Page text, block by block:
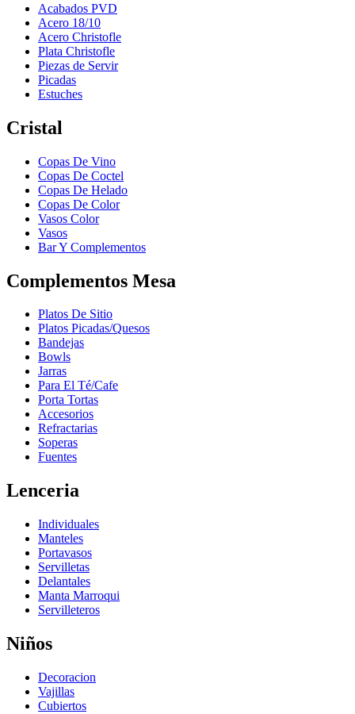
Acabados PVD
Acero 18/10
Acero Christofle
Plata Christofle
Piezas de Servir
Picadas
Estuches
Cristal
Copas De Vino
Copas De Coctel
Copas De Helado
Copas De Color
Vasos Color
Vasos
Bar Y Complementos
Complementos Mesa
Platos De Sitio
Platos Picadas/Quesos
Bandejas
Bowls
Jarras
Para El Té/Cafe
Porta Tortas
Accesorios
Refractarias
Soperas
Fuentes
Lenceria
Individuales
Manteles
Portavasos
Servilletas
Delantales
Manta Marroqui
Servilleteros
Niños
Decoracion
Vajillas
Cubiertos